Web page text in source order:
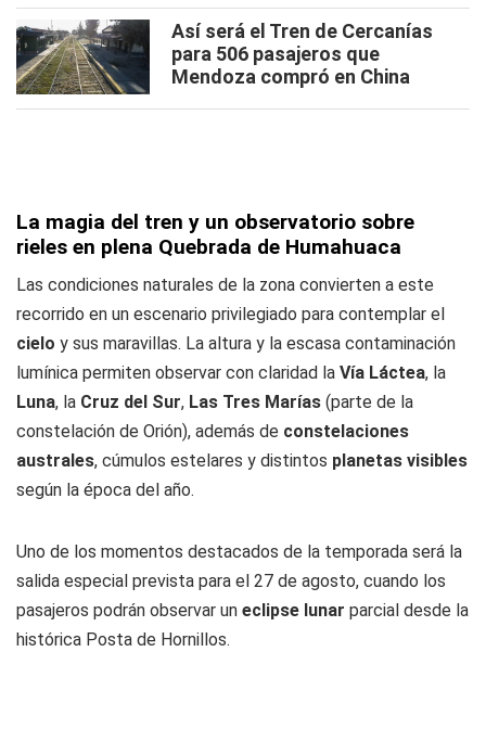
Así será el Tren de Cercanías
para 506 pasajeros que
Mendoza compró en China
La magia del tren y un observatorio sobre
rieles en plena Quebrada de Humahuaca
Las condiciones naturales de la zona convierten a este
recorrido en un escenario privilegiado para contemplar el
cielo y sus maravillas. La altura y la escasa contaminación
lumínica permiten observar con claridad la Vía Láctea, la
Luna, la Cruz del Sur, Las Tres Marías (parte de la
constelación de Orión), además de constelaciones
australes, cúmulos estelares y distintos planetas visibles
según la época del año.
Uno de los momentos destacados de la temporada será la
salida especial prevista para el 27 de agosto, cuando los
pasajeros podrán observar un eclipse lunar parcial desde la
histórica Posta de Hornillos.